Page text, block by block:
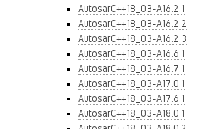
AutosarC++18_03-A16.2.1
AutosarC++18_03-A16.2.2
AutosarC++18_03-A16.2.3
AutosarC++18_03-A16.6.1
AutosarC++18_03-A16.7.1
AutosarC++18_03-A17.0.1
AutosarC++18_03-A17.6.1
AutosarC++18_03-A18.0.1